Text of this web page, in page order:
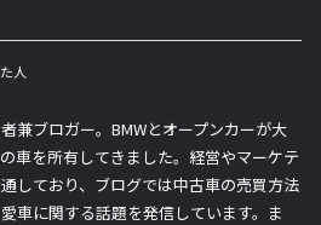
人
兼ブロガー。BMWとオープンカーが大
車を所有してきました。経営やマーケテ
しており、ブログでは中古車の売買方法
車に関する話題を発信しています。ま